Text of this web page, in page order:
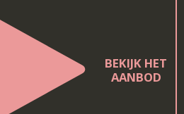
BEKIJK HET
AANBOD